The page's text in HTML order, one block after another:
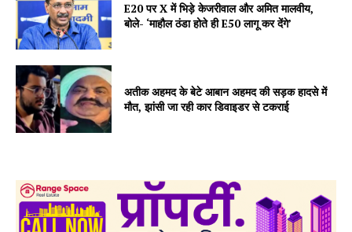
E20 पर X में भिड़े केजरीवाल और अमित मालवीय,
बोले- ‘माहौल ठंडा होते ही E50 लागू कर देंगे’
अतीक अहमद के बेटे आबान अहमद की सड़क हादसे में
मौत, झांसी जा रही कार डिवाइडर से टकराई